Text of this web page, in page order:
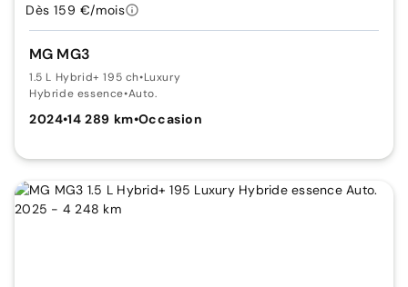
MG MG3
1.5 L Hybrid+ 195 ch•Luxury
Hybride essence•Auto.
2024•14 289 km•Occasion
Dès 159 €/mois